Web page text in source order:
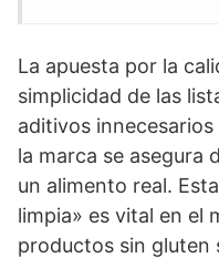
La apuesta por la
simplicidad de las
aditivos
la marca se asegura
un alimento real.
limpia» es vital en el
productos sin gluten